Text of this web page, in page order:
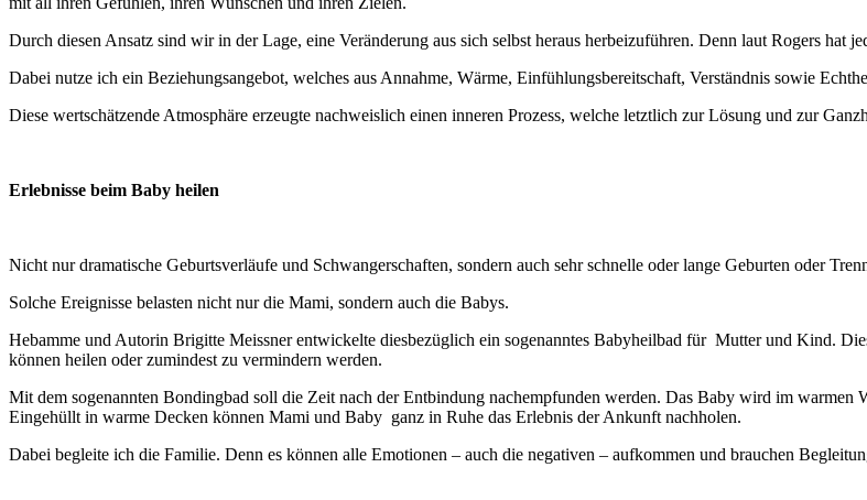
Durch diesen Ansatz sind wir in der Lage, eine Veränderung aus sich selbst heraus herbeizuführen. Denn laut Rogers hat
Dabei nutze ich ein Beziehungsangebot, welches aus Annahme, Wärme, Einfühlungsbereitschaft, Verständnis sowie
Diese wertschätzende Atmosphäre erzeugte nachweislich einen inneren Prozess, welche letztlich zur Lösung und zur
Erlebnisse beim Baby heilen
Nicht nur dramatische Geburtsverläufe und Schwangerschaften, sondern auch sehr schnelle oder lange Geburten oder
Solche Ereignisse belasten nicht nur die Mami, sondern auch die Babys.
Hebamme und Autorin Brigitte Meissner entwickelte diesbezüglich ein sogenanntes Babyheilbad für Mutter und Kind.
können heilen oder zumindest zu vermindern werden.
Mit dem sogenannten Bondingbad soll die Zeit nach der Entbindung nachempfunden werden. Das Baby wird im warmen
Eingehüllt in warme Decken können Mami und Baby ganz in Ruhe das Erlebnis der Ankunft nachholen.
Dabei begleite ich die Familie. Denn es können alle Emotionen – auch die negativen – aufkommen und brauchen